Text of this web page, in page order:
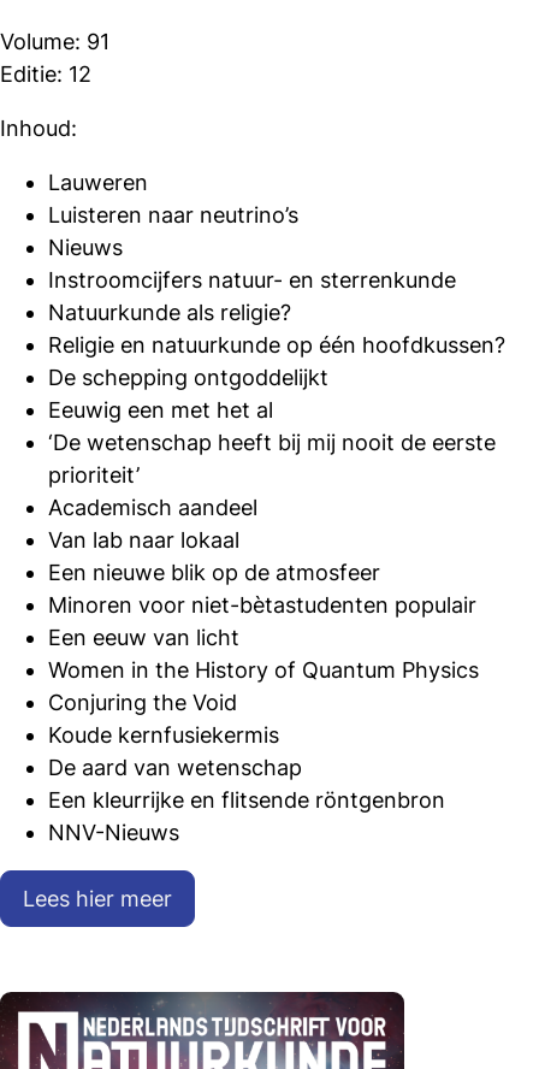
Volume: 91
Editie: 12
Inhoud:
Lauweren
Luisteren naar neutrino’s
Nieuws
Instroomcijfers natuur- en sterrenkunde
Natuurkunde als religie?
Religie en natuurkunde op één hoofdkussen?
De schepping ontgoddelijkt
Eeuwig een met het al
‘De wetenschap heeft bij mij nooit de eerste
prioriteit’
Academisch aandeel
Van lab naar lokaal
Een nieuwe blik op de atmosfeer
Minoren voor niet-bètastudenten populair
Een eeuw van licht
Women in the History of Quantum Physics
Conjuring the Void
Koude kernfusiekermis
De aard van wetenschap
Een kleurrijke en flitsende röntgenbron
NNV-Nieuws
Lees hier meer